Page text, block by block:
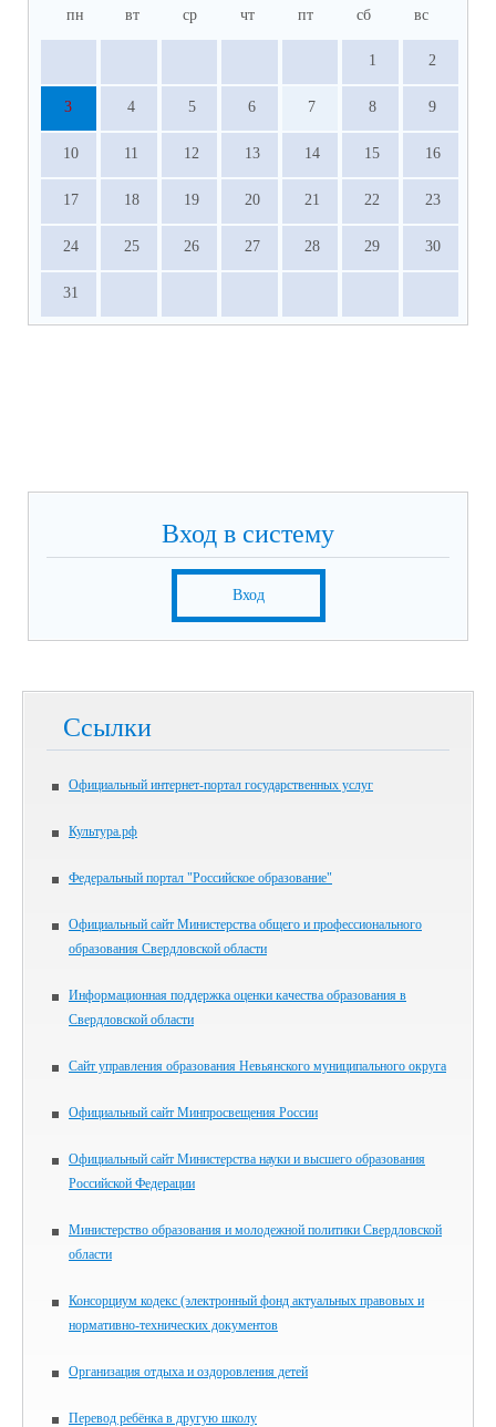
пн вт ср чт пт сб вс
1 2
3 4 5 6 7 8 9
10 11 12 13 14 15 16
17 18 19 20 21 22 23
24 25 26 27 28 29 30
31
Вход в систему
Вход
Ссылки
Официальный интернет-портал государственных услуг
Культура.рф
Федеральный портал "Российское образование"
Официальный сайт Министерства общего и профессионального
образования Свердловской области
Информационная поддержка оценки качества образования в
Свердловской области
Сайт управления образования Невьянского муниципального округа
Официальный сайт Минпросвещения России
Официальный сайт Министерства науки и высшего образования
Российской Федерации
Министерство образования и молодежной политики Свердловской
области
Консорциум кодекс (электронный фонд актуальных правовых и
нормативно-технических документов
Организация отдыха и оздоровления детей
Перевод ребёнка в другую школу